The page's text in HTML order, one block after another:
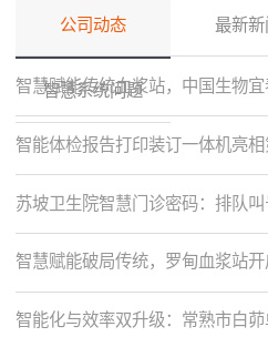
公司动态 最新新
智慧系统问题
智慧赋能传统血浆站，中国生物
智能体检报告打印装订一体机亮
苏坡卫生院智慧门诊密码：排队
智慧赋能破局传统，罗甸血浆站
智能化与效率双升级：常熟市白